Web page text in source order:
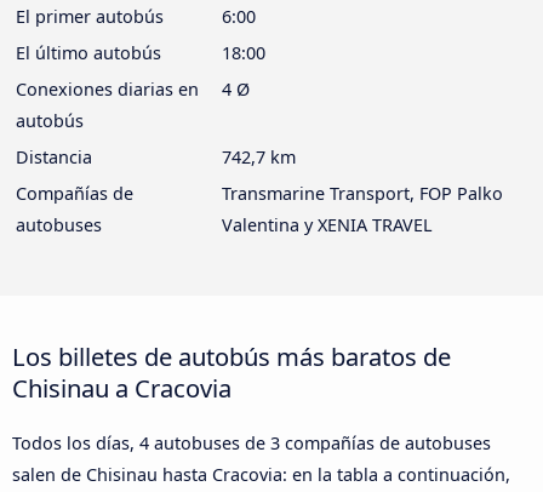
El primer autobús
6:00
El último autobús
18:00
Conexiones diarias en
autobús
4 Ø
Distancia
742,7 km
Compañías de
autobuses
Transmarine Transport, FOP Palko
Valentina y XENIA TRAVEL
Los billetes de autobús más baratos de
Chisinau a Cracovia
Todos los días, 4 autobuses de 3 compañías de autobuses
salen de Chisinau hasta Cracovia: en la tabla a continuación,